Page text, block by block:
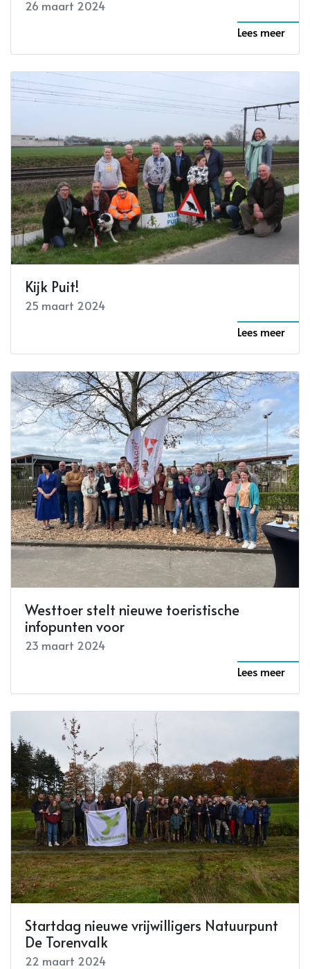
26 maart 2024
Lees meer
Kijk Puit!
25 maart 2024
Lees meer
Westtoer stelt nieuwe toeristische
infopunten voor
23 maart 2024
Lees meer
Startdag nieuwe vrijwilligers Natuurpunt
De Torenvalk
22 maart 2024